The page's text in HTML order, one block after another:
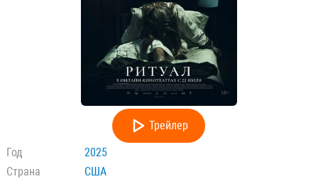
Трейлер
Год
2025
Страна
США